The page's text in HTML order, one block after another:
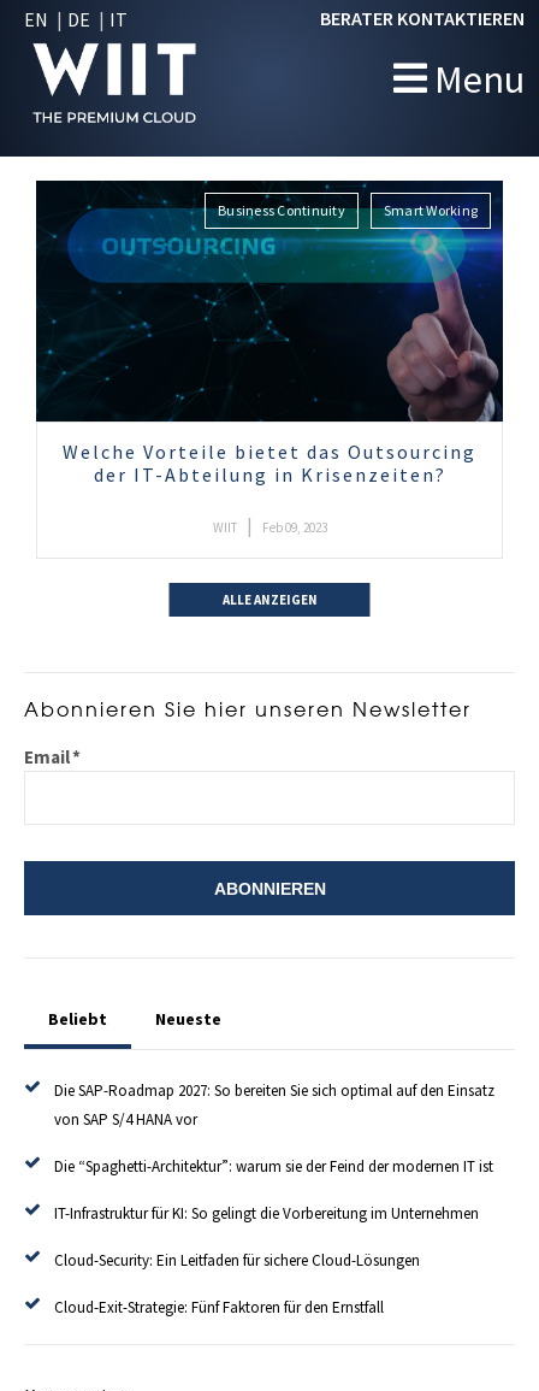
EN DE IT
Menu
BERATER KONTAKTIEREN
Business Continuity Smart Working
Welche Vorteile bietet das Outsourcing
der IT-Abteilung in Krisenzeiten?
WIIT | Feb 09, 2023
ALLE ANZEIGEN
Abonnieren Sie hier unseren Newsletter
Email*
Beliebt Neueste
Die SAP-Roadmap 2027: So bereiten Sie sich optimal auf den Einsatz
von SAP S/4 HANA vor
Die “Spaghetti-Architektur”: warum sie der Feind der modernen IT ist
IT-Infrastruktur für KI: So gelingt die Vorbereitung im Unternehmen
Cloud-Security: Ein Leitfaden für sichere Cloud-Lösungen
Cloud-Exit-Strategie: Fünf Faktoren für den Ernstfall